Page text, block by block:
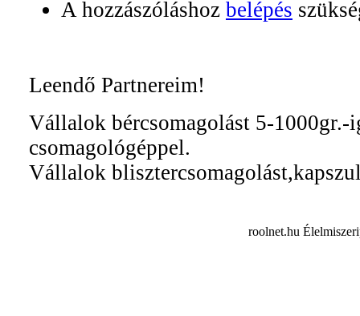
A hozzászóláshoz belépés
Leendő Partnereim!
Vállalok bércsomagolást 5-
csomagológéppel.
Vállalok
roolnet.hu